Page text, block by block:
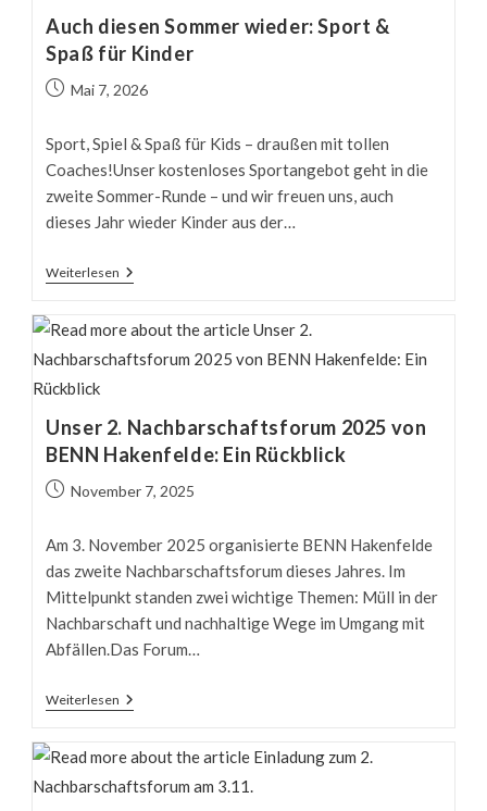
Auch diesen Sommer wieder: Sport &
Spaß für Kinder
BeitragMai 7, 2026
Sport, Spiel & Spaß für Kids – draußen mit tollen
Coaches!Unser kostenloses Sportangebot geht in die
zweite Sommer-Runde – und wir freuen uns, auch
dieses Jahr wieder Kinder aus der…
Weiterlesen Auch
Diesen
Wieder:
Sport
&
Unser 2. Nachbarschaftsforum 2025 von
BENN Hakenfelde: Ein Rückblick
BeitragNovember 7, 2025
Am 3. November 2025 organisierte BENN Hakenfelde
das zweite Nachbarschaftsforum dieses Jahres. Im
Mittelpunkt standen zwei wichtige Themen: Müll in der
Nachbarschaft und nachhaltige Wege im Umgang mit
Abfällen.Das Forum…
Weiterlesen Unser
2.
2025
Von
BENN